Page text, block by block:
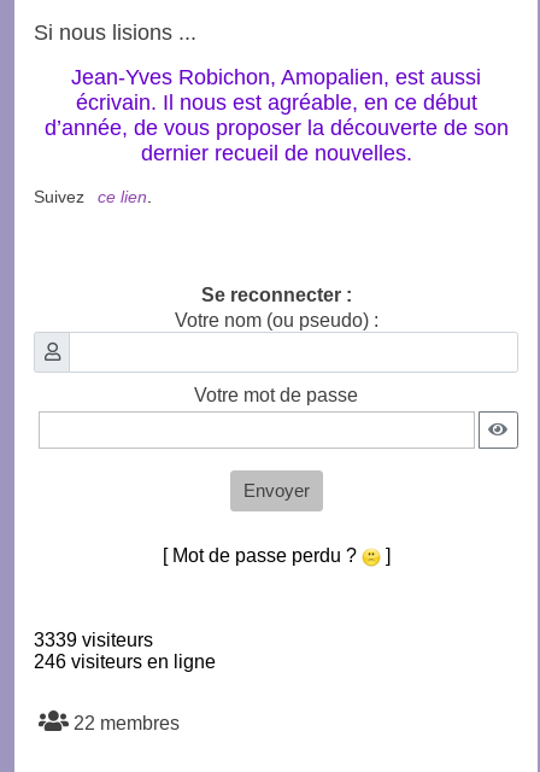
Si nous lisions ...
Jean-Yves Robichon, Amopalien, est aussi
écrivain. Il nous est agréable, en ce début
d’année, de vous proposer la découverte de son
dernier recueil de nouvelles.
Suivez ce lien
Se reconnecter :
Votre nom (ou pseudo) :
Votre mot de passe
Envoyer
[ Mot de passe perdu ? ]
3339 visiteurs
246 visiteurs en ligne
22 membres